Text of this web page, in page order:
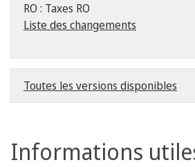
RO : Taxes RO
Liste des changements
Toutes les versions disponibles
Informations